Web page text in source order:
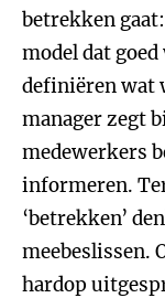
betrekken
model dat
definiëren wat
manager zegt
medewerkers
informeren.
‘betrekken’
meebeslissen.
hardop